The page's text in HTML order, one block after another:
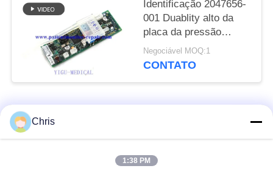
Identificação 2047656-
001 Duablity alto da
placa da pressão
sanguínea de monitor
B20 paciente
Negociável MOQ:1
CONTATO
Categorias populares
Reparo do módulo do
Chris
1:38 PM